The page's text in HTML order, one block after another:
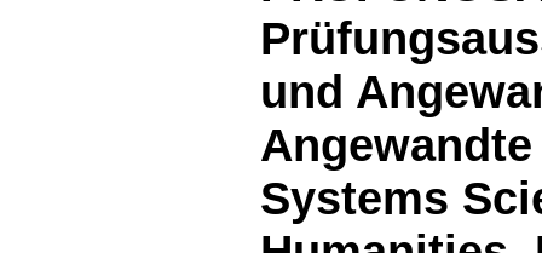
und
Systems